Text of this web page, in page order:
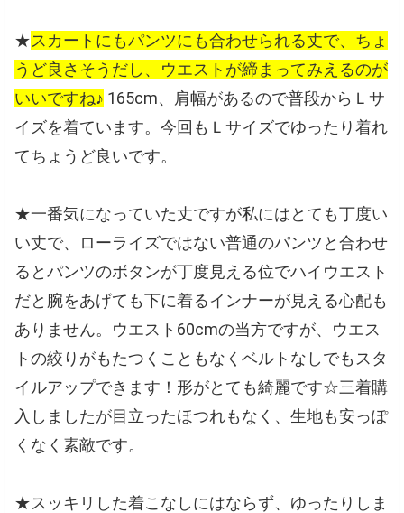
★スカートにもパンツにも合わせられる丈で、ちょ
うど良さそうだし、ウエストが締まってみえるのが
いいですね♪ 165cm、肩幅があるので普段からＬサ
イズを着ています。今回もＬサイズでゆったり着れ
てちょうど良いです。
★一番気になっていた丈ですが私にはとても丁度い
い丈で、ローライズではない普通のパンツと合わせ
るとパンツのボタンが丁度見える位でハイウエスト
だと腕をあげても下に着るインナーが見える心配も
ありません。ウエスト60cmの当方ですが、ウエス
トの絞りがもたつくこともなくベルトなしでもスタ
イルアップできます！形がとても綺麗です☆三着購
入しましたが目立ったほつれもなく、生地も安っぽ
くなく素敵です。
★スッキリした着こなしにはならず、ゆったりしま